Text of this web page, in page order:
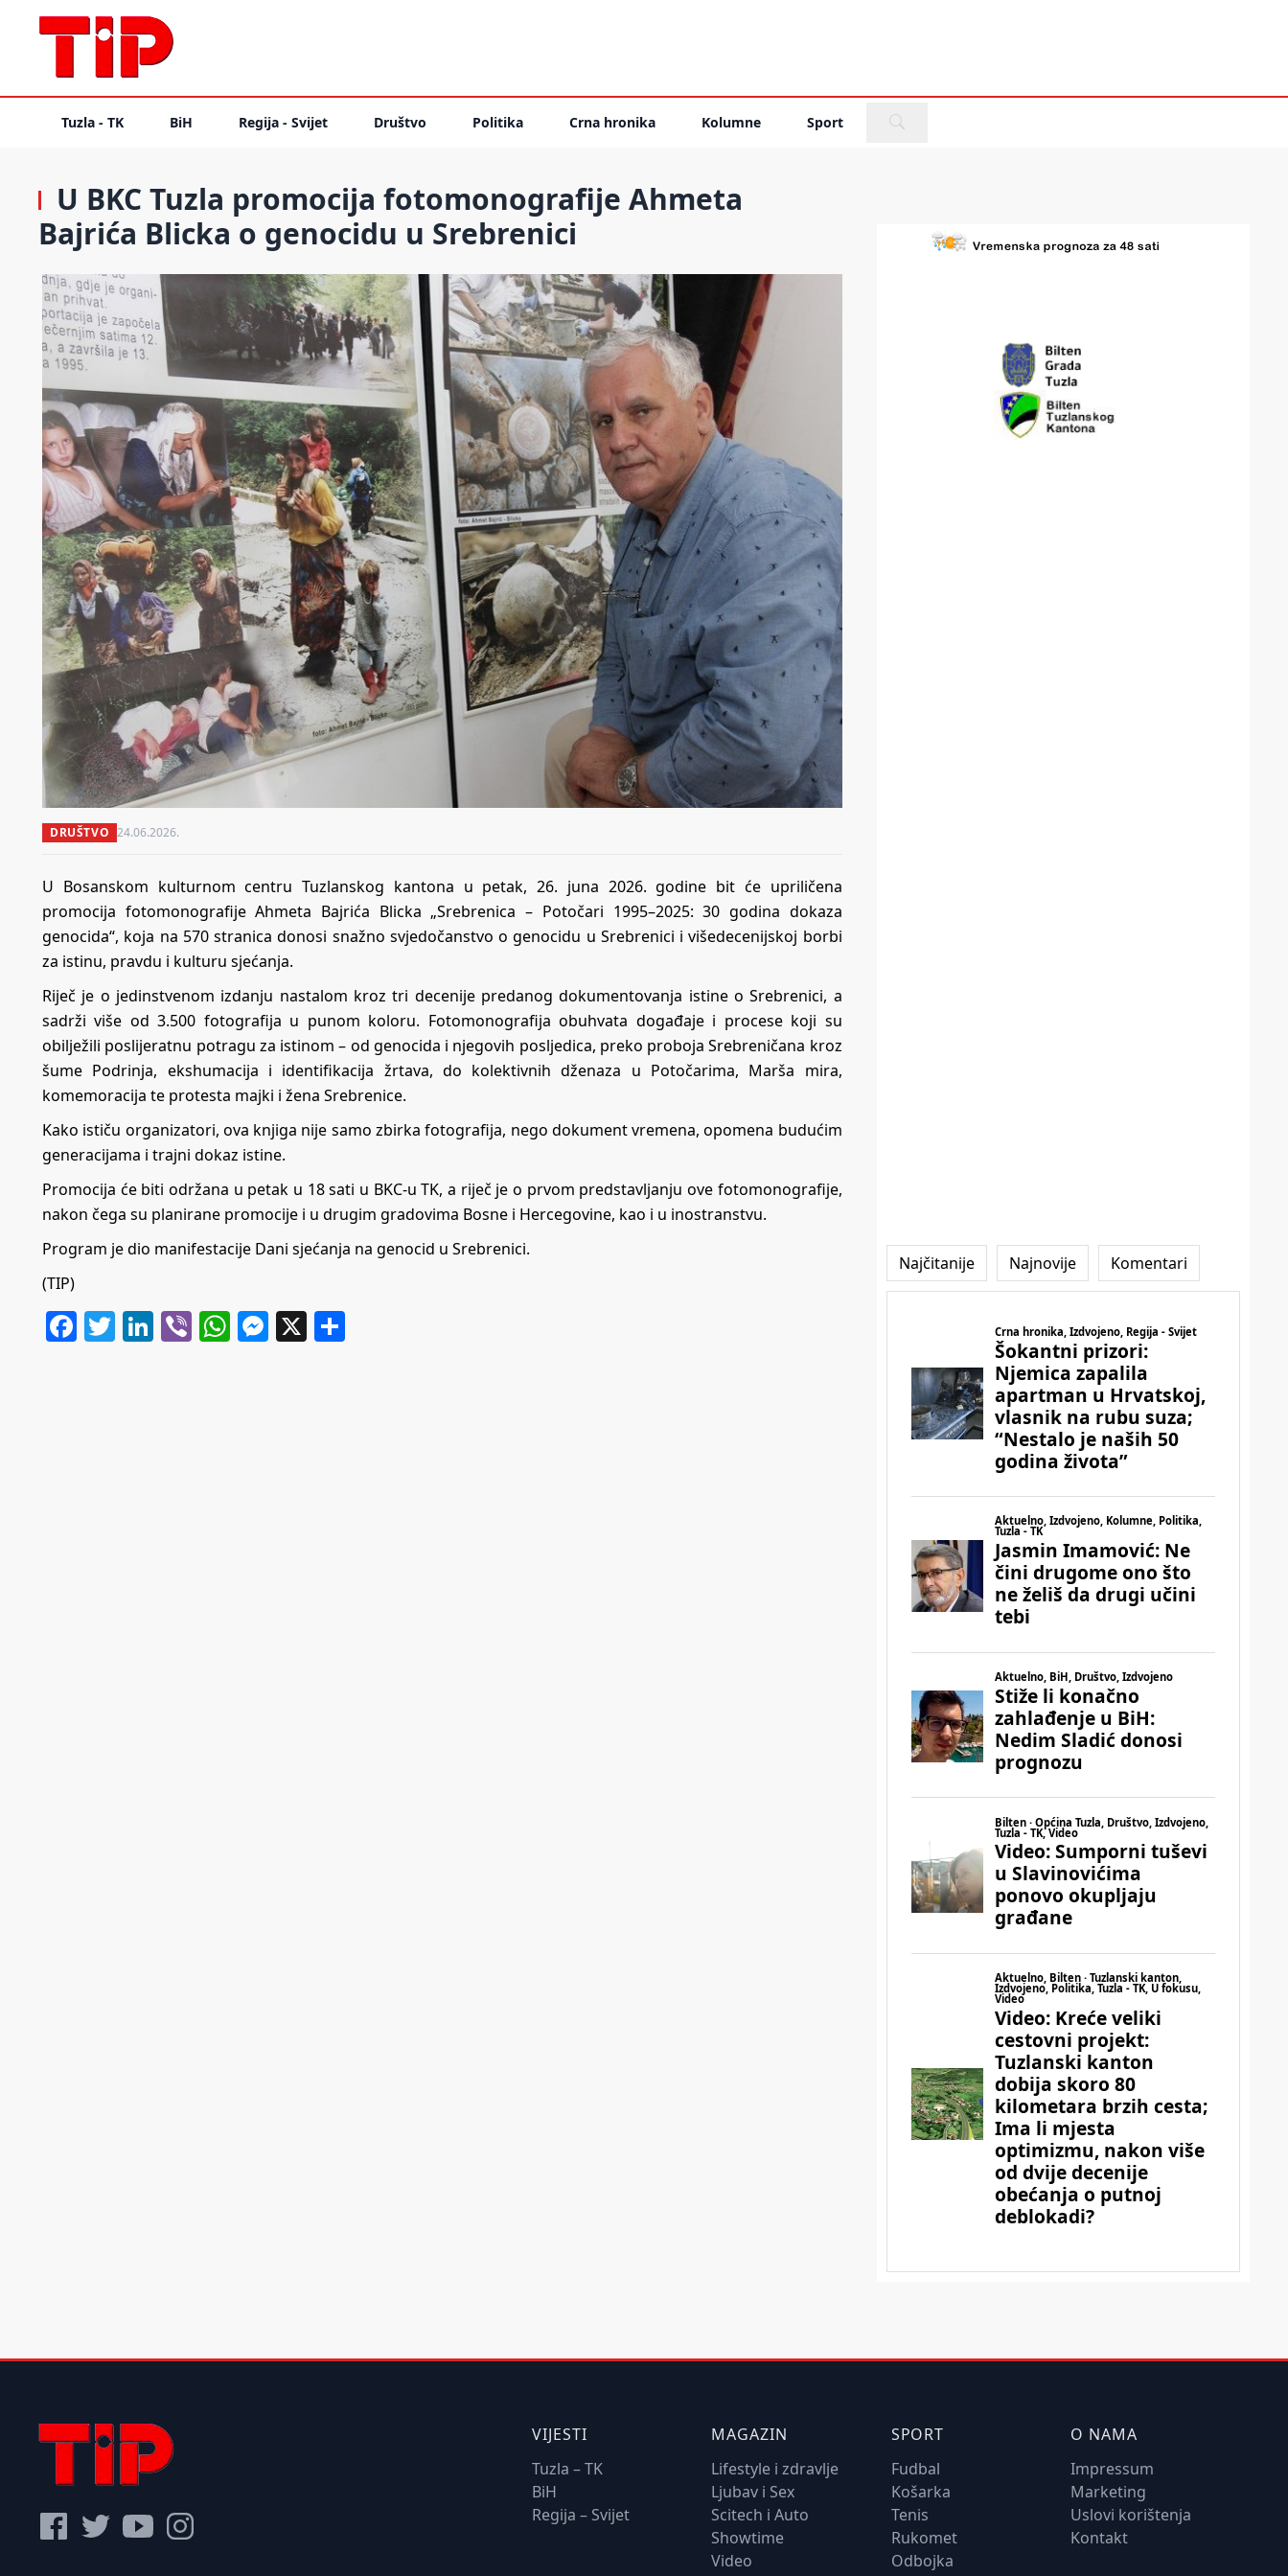
Tuzla - TK BiH Regija - Svijet Društvo Politika Crna hronika Kolumne Sport
U BKC Tuzla promocija fotomonografije Ahmeta
Bajrića Blicka o genocidu u Srebrenici
DRUŠTVO 24.06.2026.
U Bosanskom kulturnom centru Tuzlanskog kantona u petak, 26. juna 2026. godine bit će upriličena
promocija fotomonografije Ahmeta Bajrića Blicka „Srebrenica – Potočari 1995–2025: 30 godina dokaza
genocida“, koja na 570 stranica donosi snažno svjedočanstvo o genocidu u Srebrenici i višedecenijskoj borbi
za istinu, pravdu i kulturu sjećanja.
Riječ je o jedinstvenom izdanju nastalom kroz tri decenije predanog dokumentovanja istine o Srebrenici, a
sadrži više od 3.500 fotografija u punom koloru. Fotomonografija obuhvata događaje i procese koji su
obilježili poslijeratnu potragu za istinom – od genocida i njegovih posljedica, preko proboja Srebreničana kroz
šume Podrinja, ekshumacija i identifikacija žrtava, do kolektivnih dženaza u Potočarima, Marša mira,
komemoracija te protesta majki i žena Srebrenice.
Kako ističu organizatori, ova knjiga nije samo zbirka fotografija, nego dokument vremena, opomena budućim
generacijama i trajni dokaz istine.
Promocija će biti održana u petak u 18 sati u BKC-u TK, a riječ je o prvom predstavljanju ove fotomonografije,
nakon čega su planirane promocije i u drugim gradovima Bosne i Hercegovine, kao i u inostranstvu.
Program je dio manifestacije Dani sjećanja na genocid u Srebrenici.
(TIP)
Facebook
Twitter
LinkedIn
ViberWhatsApp
Messenger
X
Najčitanije Najnovije Komentari
VIJESTI
Tuzla – TK
BiH
Regija – Svijet
MAGAZIN
Lifestyle i zdravlje
Ljubav i Sex
Scitech i Auto
Showtime
Video
SPORT
Fudbal
Košarka
Tenis
Rukomet
Odbojka
O NAMA
Impressum
Marketing
Uslovi korištenja
Kontakt